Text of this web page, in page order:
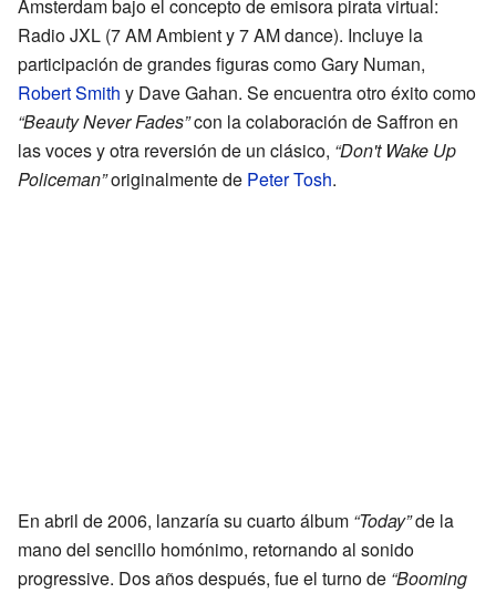
Ámsterdam bajo el concepto de emisora pirata virtual:
Radio JXL (7 AM Ambient y 7 AM dance). Incluye la
participación de grandes figuras como Gary Numan,
Robert Smith y Dave Gahan. Se encuentra otro éxito como
“Beauty Never Fades”con la colaboración de Saffron en
las voces y otra reversión de un clásico, “Don't Wake Up
Policeman”originalmente de Peter Tosh.
En abril de 2006, lanzaría su cuarto álbum “Today”de la
mano del sencillo homónimo, retornando al sonido
progressive. Dos años después, fue el turno de “Booming